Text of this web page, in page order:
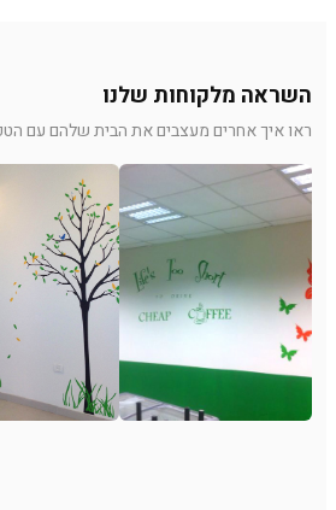
השראה מלקוחות שלנו
ראו איך אחרים מעצבים את הבית שלהם עם